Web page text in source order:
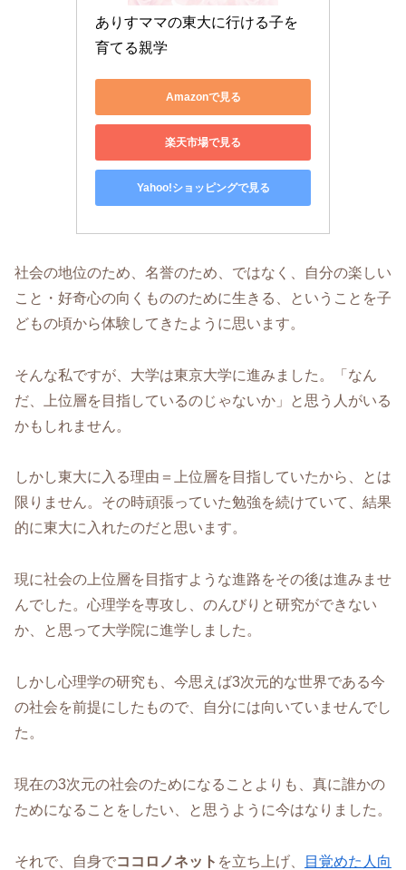
ありすママの東大に行ける子を
育てる親学
Amazonで見る
楽天市場で見る
Yahoo!ショッピングで見る
社会の地位のため、名誉のため、ではなく、自分の楽しい
こと・好奇心の向くもののために生きる、ということを子
どもの頃から体験してきたように思います。
そんな私ですが、大学は東京大学に進みました。「なん
だ、上位層を目指しているのじゃないか」と思う人がいる
かもしれません。
しかし東大に入る理由＝上位層を目指していたから、とは
限りません。その時頑張っていた勉強を続けていて、結果
的に東大に入れたのだと思います。
現に社会の上位層を目指すような進路をその後は進みませ
んでした。心理学を専攻し、のんびりと研究ができない
か、と思って大学院に進学しました。
しかし心理学の研究も、今思えば3次元的な世界である今
の社会を前提にしたもので、自分には向いていませんでし
た。
現在の3次元の社会のためになることよりも、真に誰かの
ためになることをしたい、と思うように今はなりました。
それで、自身でココロノネット を立ち上げ、
目覚めた人向